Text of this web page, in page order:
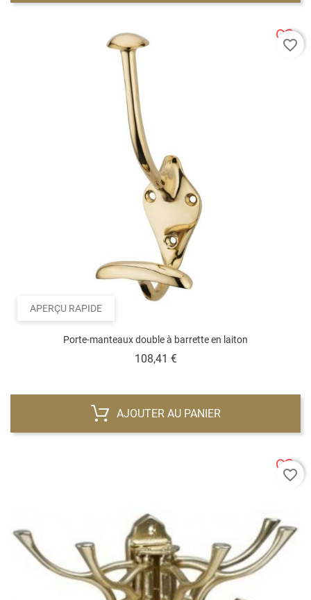
APERÇU RAPIDE
Porte-manteaux double à barrette en laiton
108,41 €Prix
AJOUTER AU PANIER
favorite_border
favorite_border